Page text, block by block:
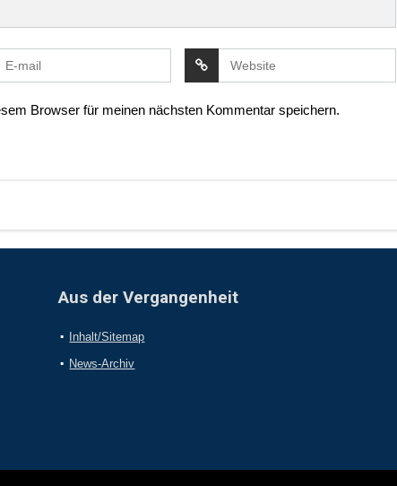
Browser für meinen nächsten Kommentar speichern.
Aus der Vergangenheit
Inhalt/Sitemap
News-Archiv